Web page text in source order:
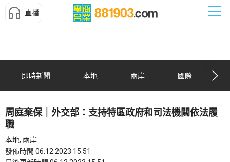
直播
即時新聞 本地 兩岸 國際
周庭棄保｜外交部：支持特區政府和司法機關依法履
職
本地, 兩岸
發佈時間 06.12.2023 15:51